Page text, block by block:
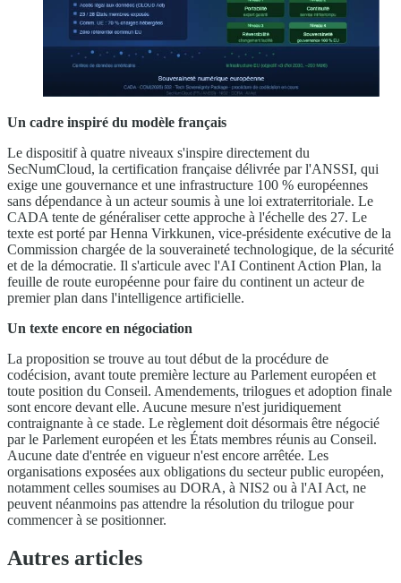
Un cadre inspiré du modèle français
Le dispositif à quatre niveaux s'inspire directement du
SecNumCloud, la certification française délivrée par l'ANSSI, qui
exige une gouvernance et une infrastructure 100 % européennes
sans dépendance à un acteur soumis à une loi extraterritoriale. Le
CADA tente de généraliser cette approche à l'échelle des 27. Le
texte est porté par Henna Virkkunen, vice-présidente exécutive de la
Commission chargée de la souveraineté technologique, de la sécurité
et de la démocratie. Il s'articule avec l'AI Continent Action Plan, la
feuille de route européenne pour faire du continent un acteur de
premier plan dans l'intelligence artificielle.
Un texte encore en négociation
La proposition se trouve au tout début de la procédure de
codécision, avant toute première lecture au Parlement européen et
toute position du Conseil. Amendements, trilogues et adoption finale
sont encore devant elle. Aucune mesure n'est juridiquement
contraignante à ce stade. Le règlement doit désormais être négocié
par le Parlement européen et les États membres réunis au Conseil.
Aucune date d'entrée en vigueur n'est encore arrêtée. Les
organisations exposées aux obligations du secteur public européen,
notamment celles soumises au DORA, à NIS2 ou à l'AI Act, ne
peuvent néanmoins pas attendre la résolution du trilogue pour
commencer à se positionner.
Autres articles